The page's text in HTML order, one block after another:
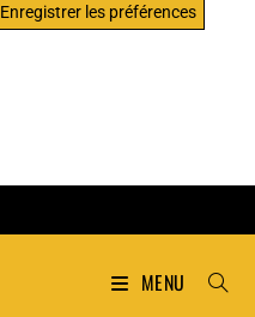
Enregistrer les préférences
MENU